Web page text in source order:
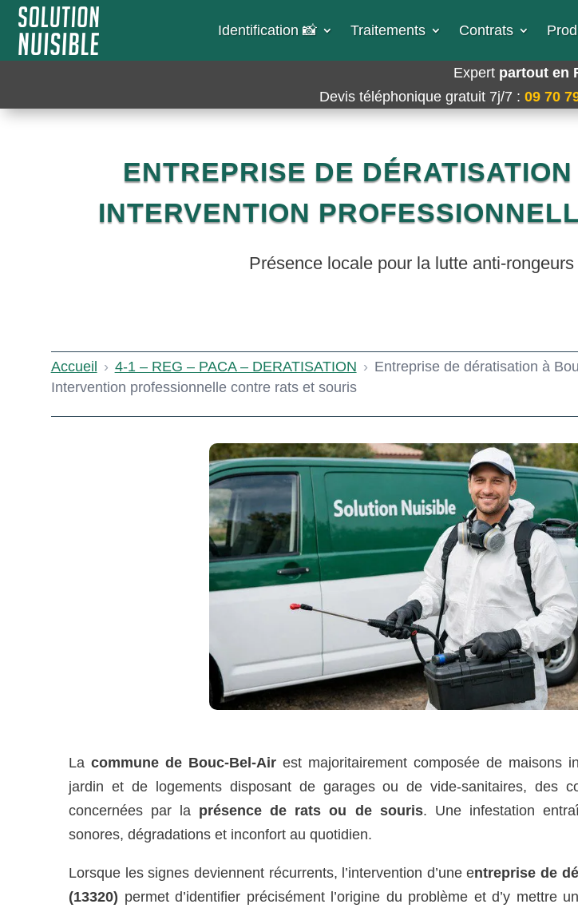
Identification 📸​ Traitements Contrats
Expert partout en
Devis téléphonique gratuit 7j/7 : 09 70
ENTREPRISE DE
INTERVENTION
Présence locale pour la lutte anti-
Accueil › 4-1 – REG – PACA – DERATISATION › Entreprise de dératisation à
Intervention professionnelle contre rats et souris
La commune de Bouc-Bel-Air est majoritairement composée de maisons
jardin et de logements disposant de garages ou de vide-sanitaires, des
concernées par la présence de rats ou de souris. Une infestation
sonores, dégradations et inconfort au quotidien.
Lorsque les signes deviennent récurrents, l’intervention d’une entreprise de
(13320) permet d’identifier précisément l’origine du problème et d’y mettre